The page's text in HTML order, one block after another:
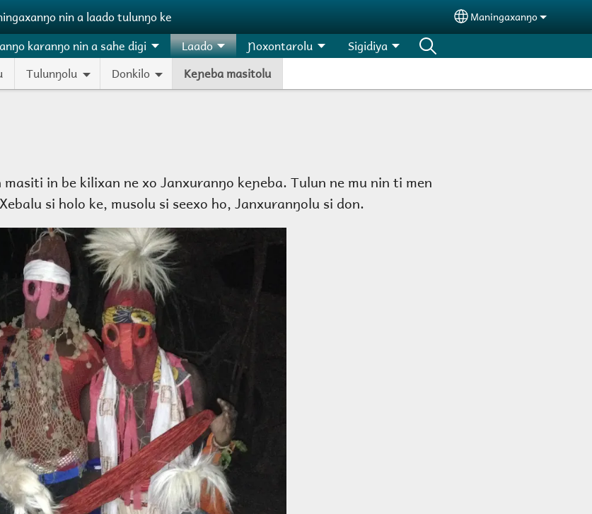
nin a laado tulunŋo ke Select your language
Maningaxanŋo
karanŋo nin a sahe digi
Laado
Tulunŋolu Donkilo Keɲeba masitolu
Ɲoxontarolu Sigidiya
in be kilixan ne xo Janxuranŋo keɲeba. Tulun ne mu nin ti men
si holo ke, musolu si seexo ho, Janxuranŋolu si don.